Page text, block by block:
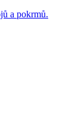
a pokrmů.